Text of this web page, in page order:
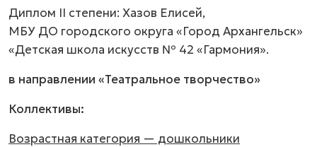
Диплом II степени: Хазов Елисей,
МБУ ДО городского округа «Город Архангельск»
«Детская школа искусств № 42 «Гармония».
в направлении «Театральное творчество»
Коллективы:
Возрастная категория — дошкольники